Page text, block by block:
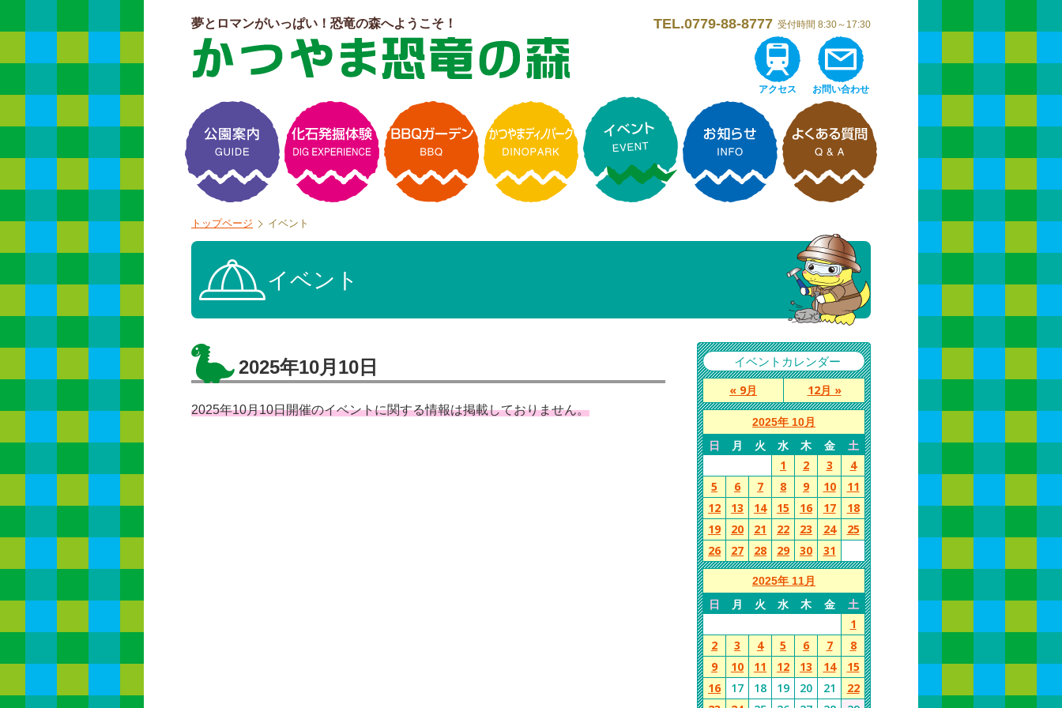
夢とロマンがいっぱい！恐竜の森へようこそ！ TEL.0779-88-8777 受付時間 8:30～17:30
アクセス お問い合わせ
トップページ イベント
イベント
2025年10月10日
2025年10月10日開催のイベントに関する情報は掲載しておりません。
イベントカレンダー
« 9月 12月 »
2025年 10月
日
月 火 水 木 金 土
1 2 3
4
5
6 7 8 9 10
11
12
13 14 15 16 17
18
19
20 21 22 23 24
25
26
27 28 29 30 31
2025年 11月
日
月 火 水 木 金 土
1
2
3 4 5 6 7
8
9
10 11 12 13 14
15
16
17 18 19 20 21
22